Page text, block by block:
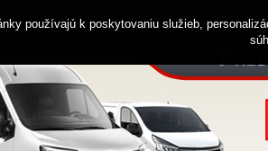
238 482
používajú k poskytovaniu služieb,